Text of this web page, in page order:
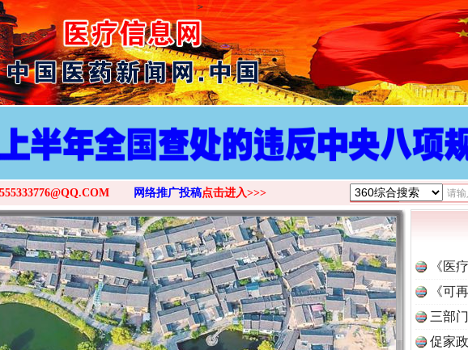
>
网络推广投稿点击进入>>>
《医
《可
三部
促家